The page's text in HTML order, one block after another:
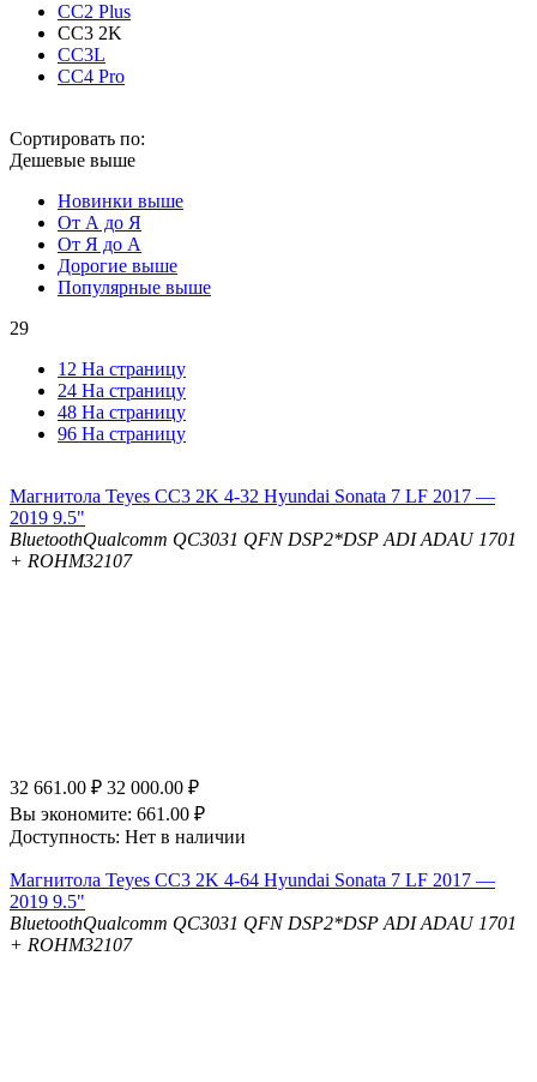
CC2 Plus
CC3 2K
CC3L
CC4 Pro
Сортировать по:
Дешевые выше
Новинки выше
От А до Я
От Я до А
Дорогие выше
Популярные выше
29
12 На страницу
24 На страницу
48 На страницу
96 На страницу
Магнитола Teyes CC3 2K 4-32 Hyundai Sonata 7 LF 2017 —
2019 9.5"
BluetoothQualcomm QC3031 QFN DSP2*DSP ADI ADAU 1701
+ ROHM32107
32 661.00 ₽ 32 000.00 ₽
Вы экономите: 661.00 ₽
Доступность: Нет в наличии
Магнитола Teyes CC3 2K 4-64 Hyundai Sonata 7 LF 2017 —
2019 9.5"
BluetoothQualcomm QC3031 QFN DSP2*DSP ADI ADAU 1701
+ ROHM32107